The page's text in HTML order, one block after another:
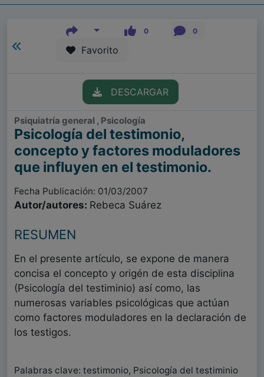
0 0
Favorito
DESCARGAR
Psiquiatría general , Psicología
Psicología del testimonio,
concepto y factores moduladores
que influyen en el testimonio.
Fecha Publicación: 01/03/2007
Autor/autores: Rebeca Suárez
RESUMEN
En el presente artículo, se expone de manera
concisa el concepto y origén de esta disciplina
(Psicología del testiminio) así como, las
numerosas variables psicológicas que actúan
como factores moduladores en la declaración de
los testigos.
Palabras clave: testimonio, Psicología del testiminio